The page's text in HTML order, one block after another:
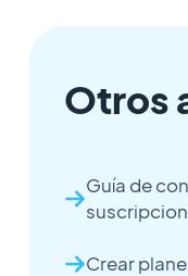
Otros
Guía de
Crear